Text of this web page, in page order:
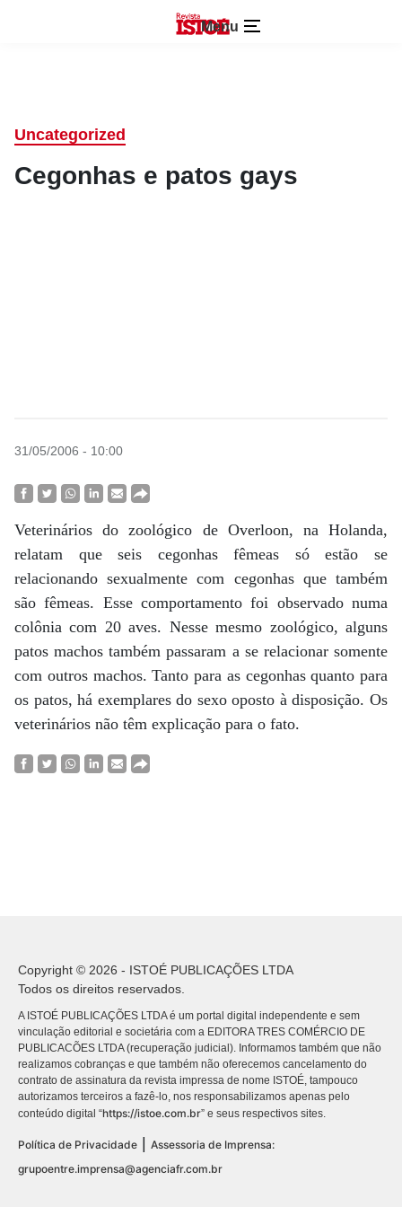
Menu
Uncategorized
Cegonhas e patos gays
31/05/2006 - 10:00
Veterinários do zoológico de Overloon, na Holanda,
relatam que seis cegonhas fêmeas só estão se
relacionando sexualmente com cegonhas que também
são fêmeas. Esse comportamento foi observado numa
colônia com 20 aves. Nesse mesmo zoológico, alguns
patos machos também passaram a se relacionar somente
com outros machos. Tanto para as cegonhas quanto para
os patos, há exemplares do sexo oposto à disposição. Os
veterinários não têm explicação para o fato.
Copyright © 2026 - ISTOÉ PUBLICAÇÕES LTDA
Todos os direitos reservados.
A ISTOÉ PUBLICAÇÕES LTDA é um portal digital independente e sem
vinculação editorial e societária com a EDITORA TRES COMÉRCIO DE
PUBLICACÕES LTDA (recuperação judicial). Informamos também que não
realizamos cobranças e que também não oferecemos cancelamento do
contrato de assinatura da revista impressa de nome ISTOÉ, tampouco
autorizamos terceiros a fazê-lo, nos responsabilizamos apenas pelo
conteúdo digital “https://istoe.com.br” e seus respectivos sites.
Política de Privacidade
Assessoria de Imprensa:
grupoentre.imprensa@agenciafr.com.br